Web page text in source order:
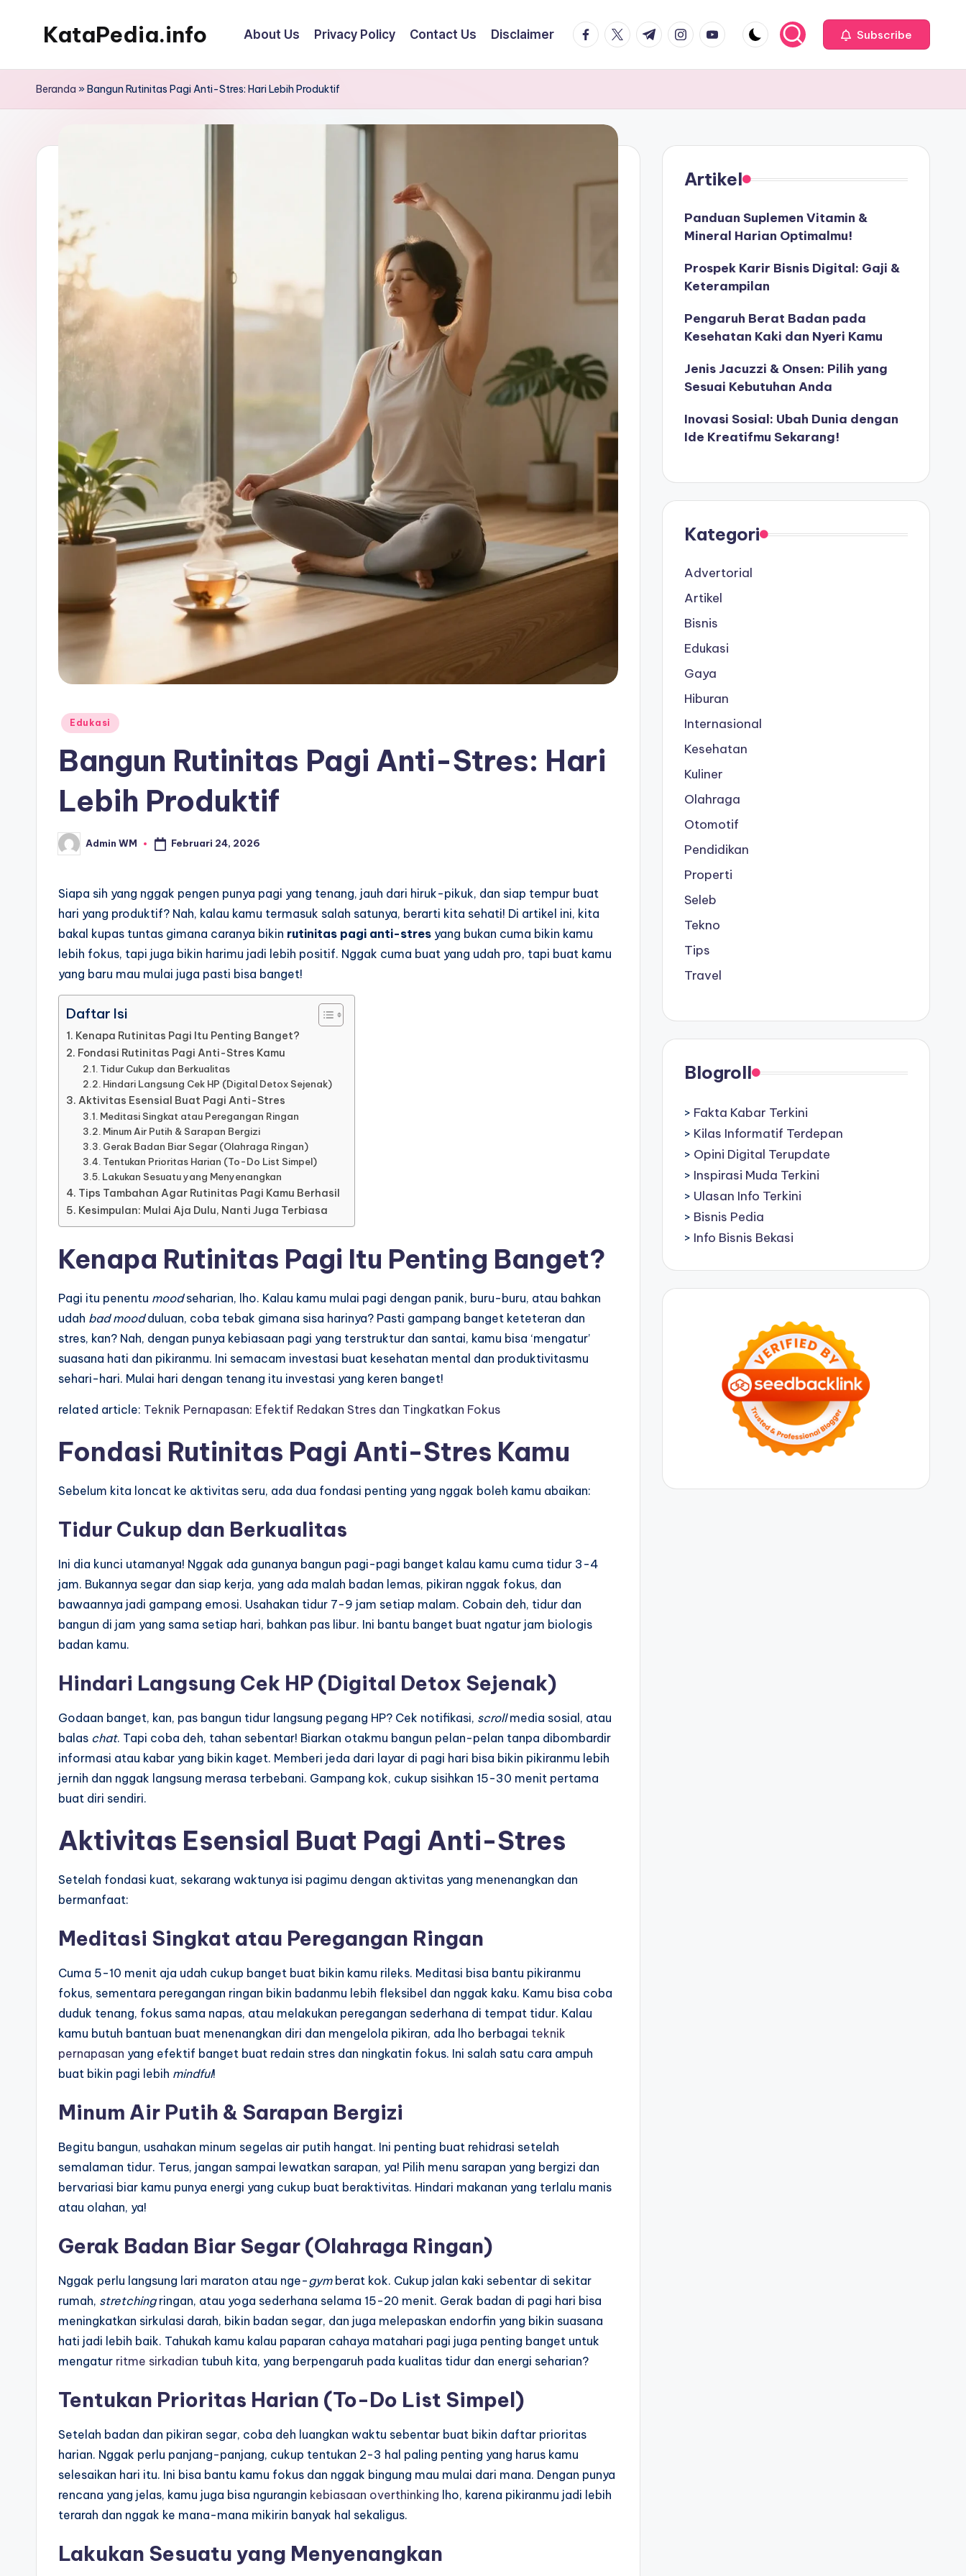
KataPedia.info
Info
About Us Privacy Policy Contact Us Disclaimer facebook.com
twitter.com
t.me instagram.com
youtube.com Subscribe
Beranda »Bangun Rutinitas Pagi Anti-Stres: Hari Lebih Produktif
Posted
Edukasi
Bangun Rutinitas Pagi Anti-Stres: Hari
Lebih Produktif
Posted
by
Admin WM Februari 24, 2026
Siapa sih yang nggak pengen punya pagi yang tenang, jauh dari hiruk-pikuk, dan siap tempur buat
hari yang produktif? Nah, kalau kamu termasuk salah satunya, berarti kita sehati! Di artikel ini, kita
bakal kupas tuntas gimana caranya bikin rutinitas pagi anti-stres yang bukan cuma bikin kamu
lebih fokus, tapi juga bikin harimu jadi lebih positif. Nggak cuma buat yang udah pro, tapi buat kamu
yang baru mau mulai juga pasti bisa banget!
Daftar Isi
Kenapa Rutinitas Pagi Itu Penting Banget?
Fondasi Rutinitas Pagi Anti-Stres Kamu
Tidur Cukup dan Berkualitas
Hindari Langsung Cek HP (Digital Detox Sejenak)
Aktivitas Esensial Buat Pagi Anti-Stres
Meditasi Singkat atau Peregangan Ringan
Minum Air Putih & Sarapan Bergizi
Gerak Badan Biar Segar (Olahraga Ringan)
Tentukan Prioritas Harian (To-Do List Simpel)
Lakukan Sesuatu yang Menyenangkan
Tips Tambahan Agar Rutinitas Pagi Kamu Berhasil
Kesimpulan: Mulai Aja Dulu, Nanti Juga Terbiasa
Kenapa Rutinitas Pagi Itu Penting Banget?
Pagi itu penentu moodseharian, lho. Kalau kamu mulai pagi dengan panik, buru-buru, atau bahkan
udah bad moodduluan, coba tebak gimana sisa harinya? Pasti gampang banget keteteran dan
stres, kan? Nah, dengan punya kebiasaan pagi yang terstruktur dan santai, kamu bisa ‘mengatur’
suasana hati dan pikiranmu. Ini semacam investasi buat kesehatan mental dan produktivitasmu
sehari-hari. Mulai hari dengan tenang itu investasi yang keren banget!
related article: Teknik Pernapasan: Efektif Redakan Stres dan Tingkatkan Fokus
Fondasi Rutinitas Pagi Anti-Stres Kamu
Sebelum kita loncat ke aktivitas seru, ada dua fondasi penting yang nggak boleh kamu abaikan:
Tidur Cukup dan Berkualitas
Ini dia kunci utamanya! Nggak ada gunanya bangun pagi-pagi banget kalau kamu cuma tidur 3-4
jam. Bukannya segar dan siap kerja, yang ada malah badan lemas, pikiran nggak fokus, dan
bawaannya jadi gampang emosi. Usahakan tidur 7-9 jam setiap malam. Cobain deh, tidur dan
bangun di jam yang sama setiap hari, bahkan pas libur. Ini bantu banget buat ngatur jam biologis
badan kamu.
Hindari Langsung Cek HP (Digital Detox Sejenak)
Godaan banget, kan, pas bangun tidur langsung pegang HP? Cek notifikasi, scrollmedia sosial, atau
balas chat. Tapi coba deh, tahan sebentar! Biarkan otakmu bangun pelan-pelan tanpa dibombardir
informasi atau kabar yang bikin kaget. Memberi jeda dari layar di pagi hari bisa bikin pikiranmu lebih
jernih dan nggak langsung merasa terbebani. Gampang kok, cukup sisihkan 15-30 menit pertama
buat diri sendiri.
Aktivitas Esensial Buat Pagi Anti-Stres
Setelah fondasi kuat, sekarang waktunya isi pagimu dengan aktivitas yang menenangkan dan
bermanfaat:
Meditasi Singkat atau Peregangan Ringan
Cuma 5-10 menit aja udah cukup banget buat bikin kamu rileks. Meditasi bisa bantu pikiranmu
fokus, sementara peregangan ringan bikin badanmu lebih fleksibel dan nggak kaku. Kamu bisa coba
duduk tenang, fokus sama napas, atau melakukan peregangan sederhana di tempat tidur. Kalau
kamu butuh bantuan buat menenangkan diri dan mengelola pikiran, ada lho berbagai teknik
pernapasan yang efektif banget buat redain stres dan ningkatin fokus. Ini salah satu cara ampuh
buat bikin pagi lebih mindful!
Minum Air Putih & Sarapan Bergizi
Begitu bangun, usahakan minum segelas air putih hangat. Ini penting buat rehidrasi setelah
semalaman tidur. Terus, jangan sampai lewatkan sarapan, ya! Pilih menu sarapan yang bergizi dan
bervariasi biar kamu punya energi yang cukup buat beraktivitas. Hindari makanan yang terlalu manis
atau olahan, ya!
Gerak Badan Biar Segar (Olahraga Ringan)
Nggak perlu langsung lari maraton atau nge- gymberat kok. Cukup jalan kaki sebentar di sekitar
rumah, stretchingringan, atau yoga sederhana selama 15-20 menit. Gerak badan di pagi hari bisa
meningkatkan sirkulasi darah, bikin badan segar, dan juga melepaskan endorfin yang bikin suasana
hati jadi lebih baik. Tahukah kamu kalau paparan cahaya matahari pagi juga penting banget untuk
mengatur ritme sirkadian tubuh kita, yang berpengaruh pada kualitas tidur dan energi seharian?
Tentukan Prioritas Harian (To-Do List Simpel)
Setelah badan dan pikiran segar, coba deh luangkan waktu sebentar buat bikin daftar prioritas
harian. Nggak perlu panjang-panjang, cukup tentukan 2-3 hal paling penting yang harus kamu
selesaikan hari itu. Ini bisa bantu kamu fokus dan nggak bingung mau mulai dari mana. Dengan punya
rencana yang jelas, kamu juga bisa ngurangin kebiasaan overthinking lho, karena pikiranmu jadi lebih
terarah dan nggak ke mana-mana mikirin banyak hal sekaligus.
Lakukan Sesuatu yang Menyenangkan
Artikel
Panduan Suplemen Vitamin &
Mineral Harian Optimalmu!
Prospek Karir Bisnis Digital: Gaji &
Keterampilan
Pengaruh Berat Badan pada
Kesehatan Kaki dan Nyeri Kamu
Jenis Jacuzzi & Onsen: Pilih yang
Sesuai Kebutuhan Anda
Inovasi Sosial: Ubah Dunia dengan
Ide Kreatifmu Sekarang!
Kategori
Advertorial
Artikel
Bisnis
Edukasi
Gaya
Hiburan
Internasional
Kesehatan
Kuliner
Olahraga
Otomotif
Pendidikan
Properti
Seleb
Tekno
Tips
Travel
Blogroll
> Fakta Kabar Terkini
> Kilas Informatif Terdepan
> Opini Digital Terupdate
> Inspirasi Muda Terkini
> Ulasan Info Terkini
> Bisnis Pedia
> Info Bisnis Bekasi